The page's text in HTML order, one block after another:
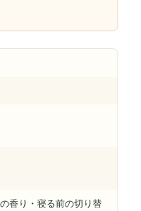
香り・寝る前の切り替